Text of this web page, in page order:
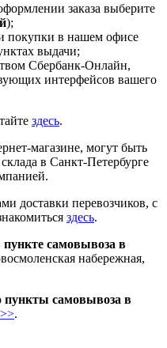
заказа выберите
);
покупки в нашем офисе
выдачи;
Сбербанк-Онлайн,
интерфейсов вашего
здесь.
магазине, могут быть
в Санкт-Петербурге
доставки перевозчиков, с
здесь.
пункте самовывоза в
набережная,
пункты самовывоза в
.